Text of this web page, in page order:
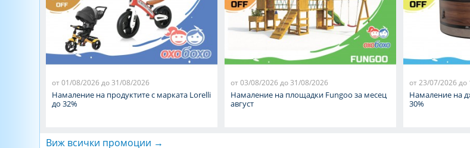
от 01/08/2026 до 31/08/2026
Намаление на продуктите с марката Lorelli
до 32%
от 03/08/2026 до 31/08/2026
Намаление на площадки Fungoo за месец
август
от 23/07/2026 до
Намаление на
30%
Виж всички промоции →